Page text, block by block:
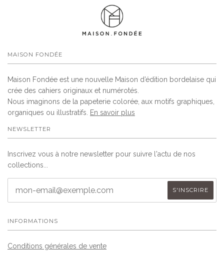
MAISON FONDÉE
Maison Fondée est une nouvelle Maison d’édition bordelaise qui
crée des cahiers originaux et numérotés.
Nous imaginons de la papeterie colorée, aux motifs graphiques,
organiques ou illustratifs.
En savoir plus
NEWSLETTER
Inscrivez vous à notre newsletter pour suivre l'actu de nos
collections...
INFORMATIONS
Conditions générales de vente